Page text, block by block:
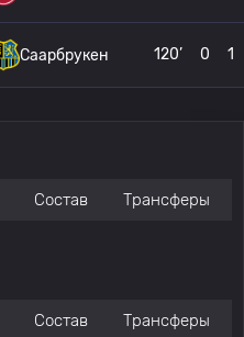
Саарбрукен 120’ 0 1
Состав Трансферы
Состав Трансферы